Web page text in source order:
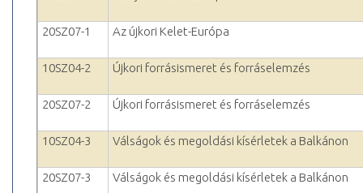
20SZ07-1 Az újkori Kelet-Európa
10SZ04-2 Újkori forrásismeret és forráselemzés
20SZ07-2 Újkori forrásismeret és forráselemzés
10SZ04-3 Válságok és megoldási kísérletek a Balkánon
20SZ07-3 Válságok és megoldási kísérletek a Balkánon